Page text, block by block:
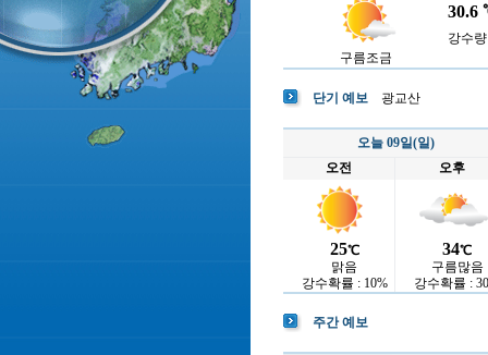
구름조금
30.6
강수
단기 예보 광교산
오늘 09일(일)
오전
오후
25℃
맑음
강수확률 : 10%
34℃
구름많음
강수확률 :
주간 예보